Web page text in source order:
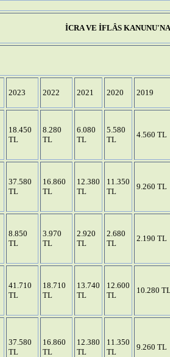
İCRA VE İFLÂS
2023 2022 2021 2020 2019
18.450
TL
8.280
TL
6.080
TL
5.580
TL
4.560 TL
37.580
TL
16.860
TL
12.380
TL
11.350
TL
9.260 TL
8.850
TL
3.970
TL
2.920
TL
2.680
TL
2.190 TL
41.710
TL
18.710
TL
13.740
TL
12.600
TL
10.280
37.580
TL
16.860
TL
12.380
TL
11.350
TL
9.260 TL